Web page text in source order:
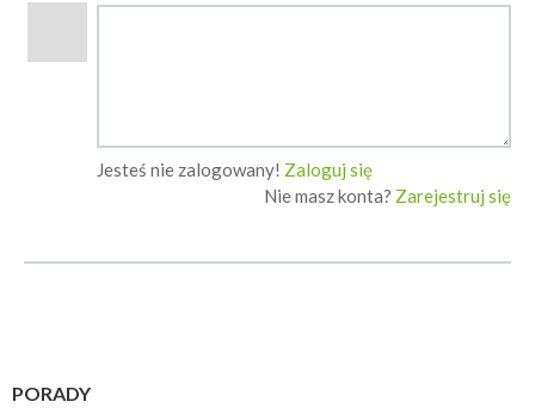
Jesteś nie zalogowany! Zaloguj się
Nie masz konta? Zarejestruj się
PORADY